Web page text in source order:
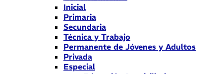
Inicial
Primaria
Secundaria
Técnica y Trabajo
Permanente de Jóvenes y Adultos
Privada
Especial